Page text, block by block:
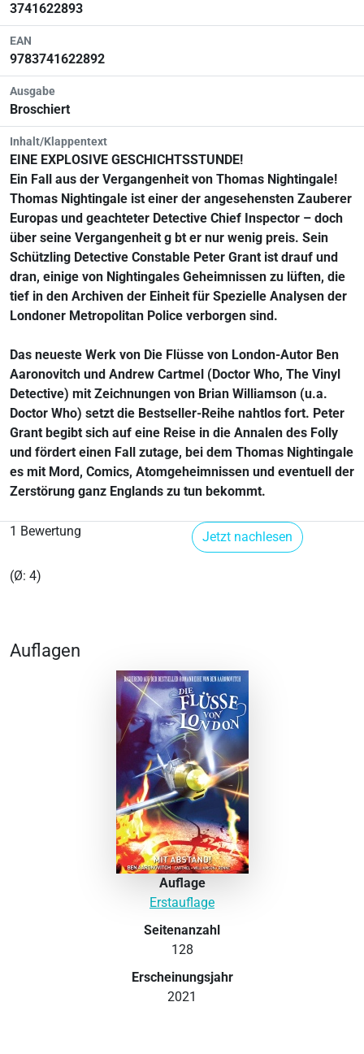
3741622893
EAN
9783741622892
Ausgabe
Broschiert
Inhalt/Klappentext
EINE EXPLOSIVE GESCHICHTSSTUNDE!
Ein Fall aus der Vergangenheit von Thomas Nightingale!
Thomas Nightingale ist einer der angesehensten Zauberer
Europas und geachteter Detective Chief Inspector – doch
über seine Vergangenheit g bt er nur wenig preis. Sein
Schützling Detective Constable Peter Grant ist drauf und
dran, einige von Nightingales Geheimnissen zu lüften, die
tief in den Archiven der Einheit für Spezielle Analysen der
Londoner Metropolitan Police verborgen sind.
Das neueste Werk von Die Flüsse von London-Autor Ben
Aaronovitch und Andrew Cartmel (Doctor Who, The Vinyl
Detective) mit Zeichnungen von Brian Williamson (u.a.
Doctor Who) setzt die Bestseller-Reihe nahtlos fort. Peter
Grant begibt sich auf eine Reise in die Annalen des Folly
und fördert einen Fall zutage, bei dem Thomas Nightingale
es mit Mord, Comics, Atomgeheimnissen und eventuell der
Zerstörung ganz Englands zu tun bekommt.
1 Bewertung
(Ø: 4)
Jetzt nachlesen
Auflagen
Auflage
Erstauflage
Seitenanzahl
128
Erscheinungsjahr
2021